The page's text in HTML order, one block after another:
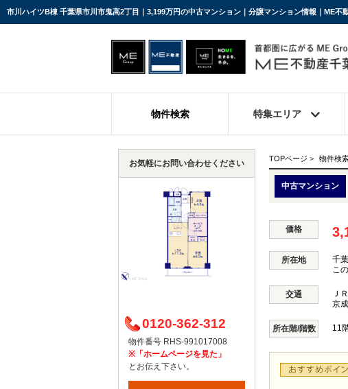
市川ハイツB棟 千葉県市川市鬼高2丁目｜3,199万円の中古マンション｜分譲マンション情報｜ME不
物件検索 特集エリア
TOPページ > 物件検
中古マンション
価格
所在地 千
こ
交通 Ｊ
京
所在階/階数 11
お気軽にお問い合わせください
0120-362-312
物件番号 RHS-991017008
※「ホームページを見た」
とお伝え下さい。